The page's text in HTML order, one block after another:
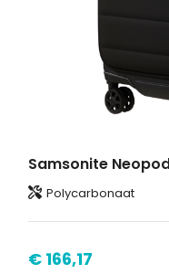
Polycarbonaat
€ 166,17